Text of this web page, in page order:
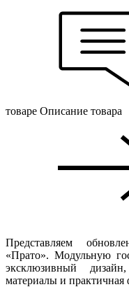
товаре Описание товара
Представляем
«Прато». Модульную
эксклюзивный
материалы и практичная